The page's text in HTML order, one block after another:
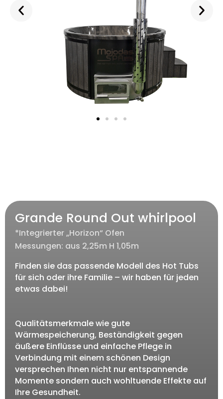
Grande Round Out whirlpool
*Integrierter „Horizon“ Ofen
Messungen: aus 2,25m H 1,05m
Finden sie das passende Modell des Hot Tubs
für sich oder ihre Familie – wir haben für jeden
etwas dabei!
Qualitätsmerkmale wie gute
Wärmespeicherung, Beständigkeit gegen
äußere Einflüsse und einfache Pflege in
Verbindung mit einem schönen Design
versprechen Ihnen nicht nur entspannende
Momente sondern auch wohltuende Effekte auf
Ihre Gesundheit.